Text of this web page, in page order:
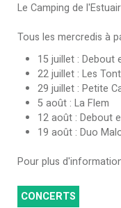
Le Camping de
Tous les mercredis à
15 juillet : Debout
22 juillet : Les
29 juillet : Petite
5 août : La Flem
12 août : Debout
19 août : Duo
Pour plus
CONCERTS